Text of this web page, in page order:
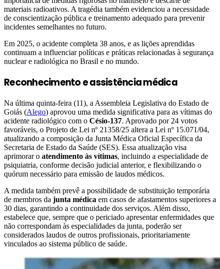
materiais radioativos. A tragédia também evidenciou a necessidade
de conscientização pública e treinamento adequado para prevenir
incidentes semelhantes no futuro.
Em 2025, o acidente completa 38 anos, e as lições aprendidas
continuam a influenciar políticas e práticas relacionadas à segurança
nuclear e radiológica no Brasil e no mundo.
Reconhecimento e assistência médica
Na última quinta-feira (11), a Assembleia Legislativa do Estado de
Goiás (Alego) aprovou uma medida significativa para as vítimas do
acidente radiológico com o Césio-137. Aprovado por 24 votos
favoráveis, o Projeto de Lei nº 21358/25 altera a Lei nº 15.071/04,
atualizando a composição da Junta Médica Oficial Específica da
Secretaria de Estado da Saúde (SES). Essa atualização visa
aprimorar o atendimento às vítimas, incluindo a especialidade de
psiquiatria, conforme decisão judicial anterior, e flexibilizando o
quórum necessário para emissão de laudos médicos.
A medida também prevê a possibilidade de substituição temporária
de membros da junta médica em casos de afastamentos superiores a
30 dias, garantindo a continuidade dos serviços. Além disso,
estabelece que, sempre que o periciado apresentar enfermidades que
não correspondam às especialidades da junta, poderão ser
considerados laudos de outros profissionais, prioritariamente
vinculados ao sistema público de saúde.